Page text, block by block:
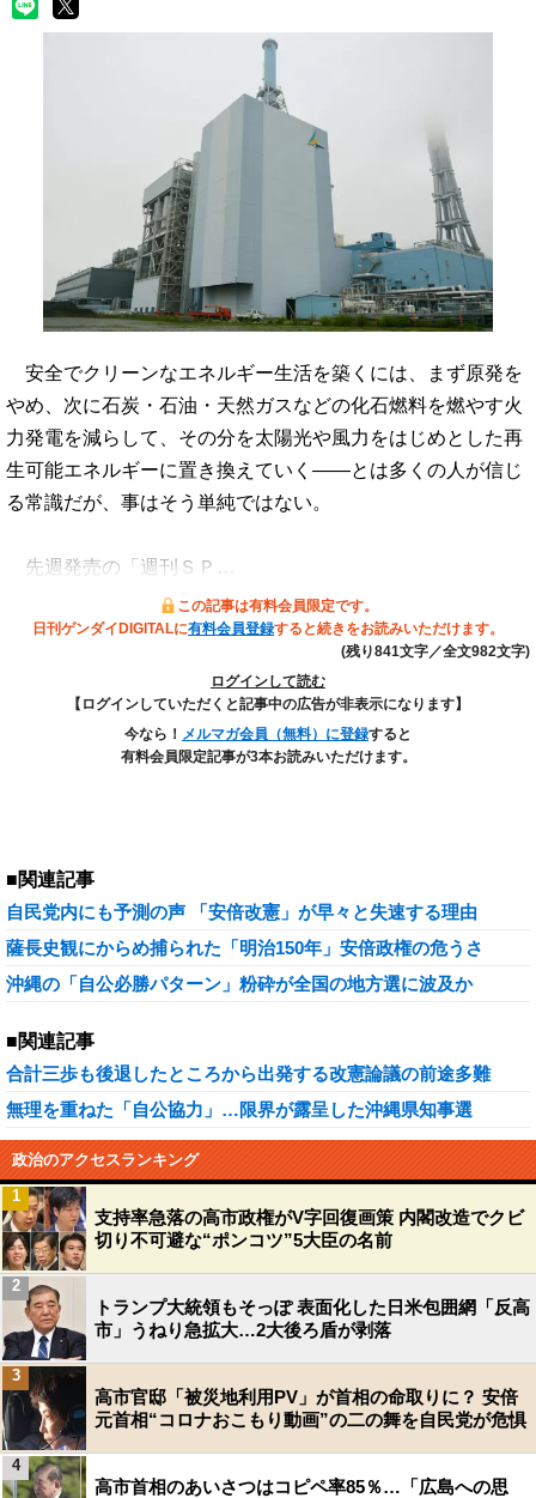
安全でクリーンなエネルギー生活を築くには、まず原発を
やめ、次に石炭・石油・天然ガスなどの化石燃料を燃やす火
力発電を減らして、その分を太陽光や風力をはじめとした再
生可能エネルギーに置き換えていく――とは多くの人が信じ
る常識だが、事はそう単純ではない。
先週発売の「週刊ＳＰ…
この記事は有料会員限定です。
日刊ゲンダイDIGITALに有料会員登録すると続きをお読みいただけます。
(残り841文字／全文982文字)
ログインして読む
【ログインしていただくと記事中の広告が非表示になります】
今なら！ メルマガ会員（無料）に登録すると
有料会員限定記事が3本お読みいただけます。
■関連記事
自民党内にも予測の声 「安倍改憲」が早々と失速する理由
薩長史観にからめ捕られた「明治150年」安倍政権の危うさ
沖縄の「自公必勝パターン」粉砕が全国の地方選に波及か
■関連記事
合計三歩も後退したところから出発する改憲論議の前途多難
無理を重ねた「自公協力」…限界が露呈した沖縄県知事選
政治のアクセスランキング
支持率急落の高市政権がV字回復画策 内閣改造でクビ
切り不可避な“ポンコツ”5大臣の名前
1
トランプ大統領もそっぽ 表面化した日米包囲網「反高
市」うねり急拡大…2大後ろ盾が剥落
2
高市官邸「被災地利用PV」が首相の命取りに？ 安倍
元首相“コロナおこもり動画”の二の舞を自民党が危惧
3
高市首相のあいさつはコピペ率85％…「広島への思
4